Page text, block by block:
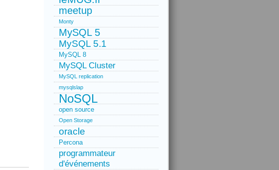
meetup
Monty
MySQL 5
MySQL 5.1
MySQL 8
MySQL Cluster
MySQL replication
mysqlslap
NoSQL
open source
Open Storage
oracle
Percona
programmateur
d'événements